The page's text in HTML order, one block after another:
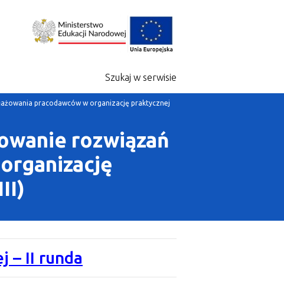
Szukaj w serwisie
pracodawców w organizację praktycznej
rozwiązań
– II runda